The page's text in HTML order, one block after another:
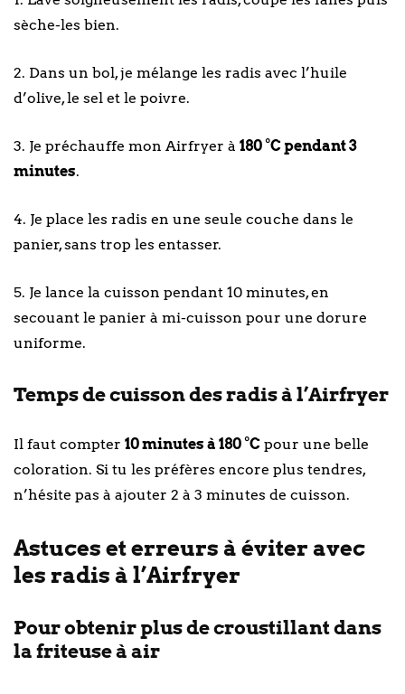
sèche-les bien.
2. Dans un bol, je mélange les radis avec l’huile
d’olive, le sel et le poivre.
3. Je préchauffe mon Airfryer à 180 °C pendant 3
minutes.
4. Je place les radis en une seule couche dans le
panier, sans trop les entasser.
5. Je lance la cuisson pendant 10 minutes, en
secouant le panier à mi-cuisson pour une dorure
uniforme.
Temps de cuisson des radis à l’Airfryer
Il faut compter 10 minutes à 180 °C pour une belle
coloration. Si tu les préfères encore plus tendres,
n’hésite pas à ajouter 2 à 3 minutes de cuisson.
Astuces et erreurs à éviter avec
les radis à l’Airfryer
Pour obtenir plus de croustillant dans
la friteuse à air